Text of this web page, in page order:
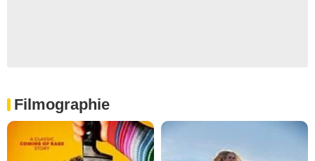
Filmographie